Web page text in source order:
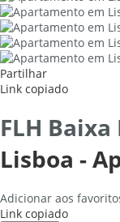
Partilhar
Link copiado
FLH
Lisboa -
Adicionar aos
Link copiado